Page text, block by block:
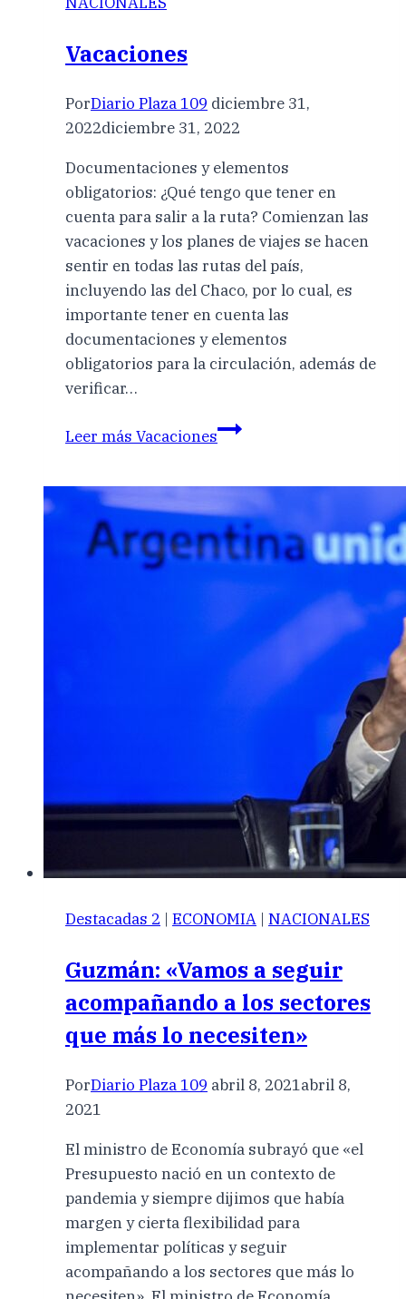
Vacaciones
PorDiario Plaza 109 diciembre 31,
2022diciembre 31, 2022
Documentaciones y elementos
obligatorios: ¿Qué tengo que tener en
cuenta para salir a la ruta? Comienzan las
vacaciones y los planes de viajes se hacen
sentir en todas las rutas del país,
incluyendo las del Chaco, por lo cual, es
importante tener en cuenta las
documentaciones y elementos
obligatorios para la circulación, además de
verificar…
Leer más Vacaciones
Destacadas 2 | ECONOMIA | NACIONALES
Guzmán: «Vamos a seguir
acompañando a los sectores
que más lo necesiten»
PorDiario Plaza 109 abril 8, 2021abril 8,
2021
El ministro de Economía subrayó que «el
Presupuesto nació en un contexto de
pandemia y siempre dijimos que había
margen y cierta flexibilidad para
implementar políticas y seguir
acompañando a los sectores que más lo